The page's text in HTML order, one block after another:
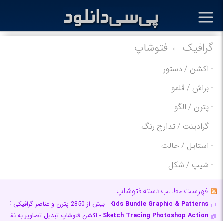
گرافیک فتوشاپ
-اکشن / دستور
-براش / قلمو
-پترن / الگو
-گرادینت / تدارج رنگ
-استایل / حالت
-شیپ / شکل
فهرست مطالب دسته فتوشاپ
Kids Bundle Graphic & Patterns - بیش از 2850 پترن و عناصر گرافیکی کودکانه
Sketch Tracing Photoshop Action - اکشن فتوشاپ تبدیل تصاویر به